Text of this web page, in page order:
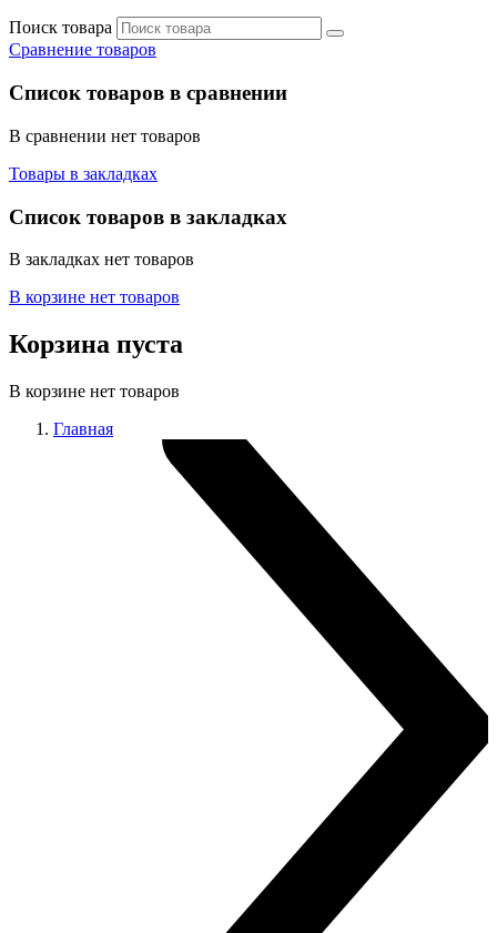
Поиск товара
Сравнение товаров
Список товаров в сравнении
В сравнении нет товаров
Товары в закладках
Список товаров в закладках
В закладках нет товаров
В корзине нет товаров
Корзина пуста
В корзине нет товаров
Главная